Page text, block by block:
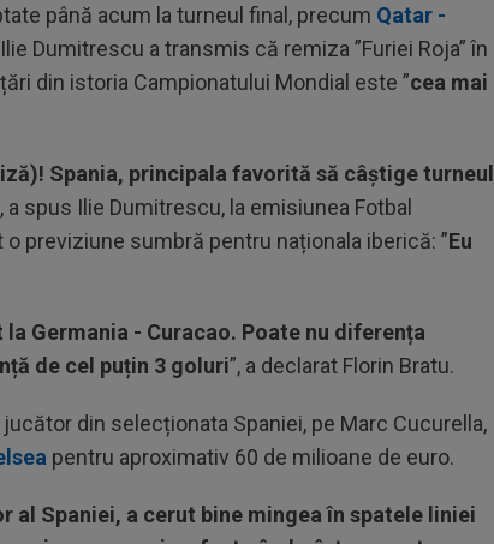
până acum la turneul final, precum Qatar -
Ilie Dumitrescu a transmis că remiza ”Furiei Roja” în
din istoria Campionatului Mondial este ”cea mai
Spania, principala favorită să câștige turneul
a spus Ilie Dumitrescu, la emisiunea Fotbal
previziune sumbră pentru naționala iberică: ”Eu
Germania - Curacao. Poate nu diferența
de cel puțin 3 goluri”, a declarat Florin Bratu.
din selecționata Spaniei, pe Marc Cucurella,
pentru aproximativ 60 de milioane de euro.
al Spaniei, a cerut bine mingea în spatele liniei